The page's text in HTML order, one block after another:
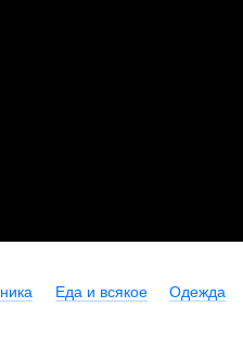
Еда и всякое Одежда